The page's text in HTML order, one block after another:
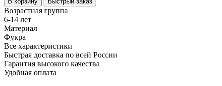
Возрастная группа
6-14 лет
Материал
Фукра
Все характеристики
Быстрая доставка по всей России
Гарантия высокого качества
Удобная оплата